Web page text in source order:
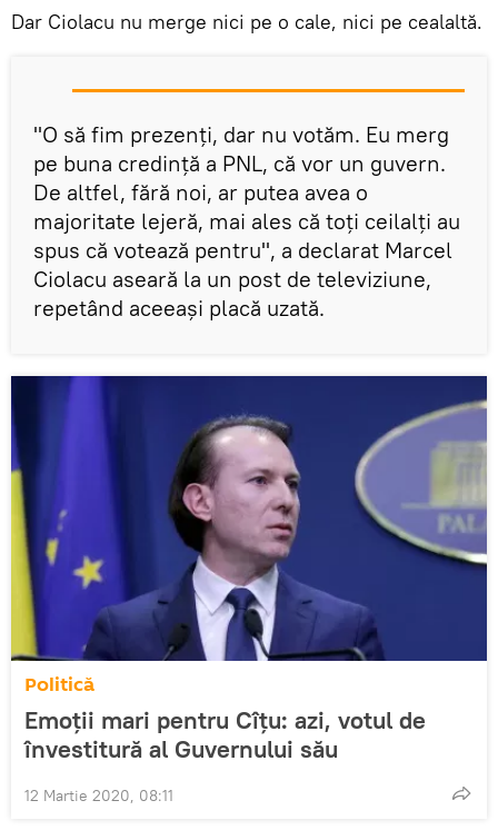
Dar Ciolacu nu merge nici pe o cale, nici pe cealaltă.
"O să fim prezenți, dar nu votăm. Eu merg
pe buna credință a PNL, că vor un guvern.
De altfel, fără noi, ar putea avea o
majoritate lejeră, mai ales că toți ceilalți au
spus că votează pentru", a declarat Marcel
Ciolacu aseară la un post de televiziune,
repetând aceeași placă uzată.
Politică
Emoții mari pentru Cîțu: azi, votul de
învestitură al Guvernului său
12 Martie 2020, 08:11